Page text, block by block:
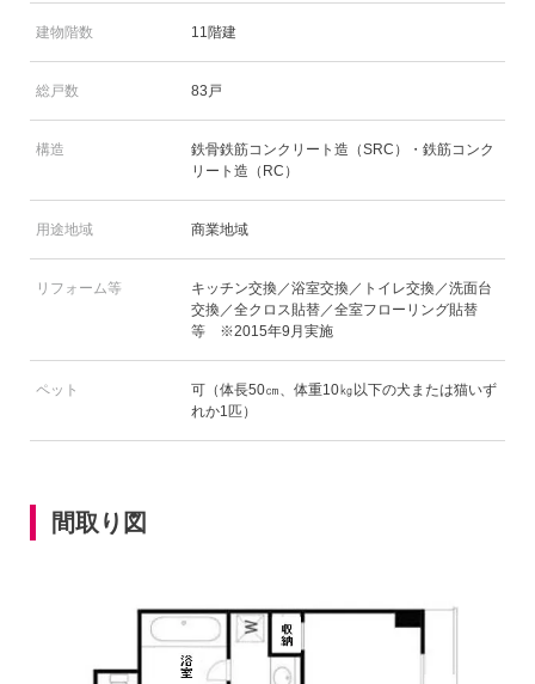
建物階数 11階建
総戸数 83戸
構造
鉄骨鉄筋コンクリート造（SRC）・鉄筋コンク
リート造（RC）
用途地域 商業地域
リフォーム等
キッチン交換／浴室交換／トイレ交換／洗面台
交換／全クロス貼替／全室フローリング貼替
等 ※2015年9月実施
ペット
可（体長50㎝、体重10㎏以下の犬または猫いず
れか1匹）
間取り図